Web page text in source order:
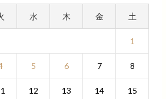
水 木 金 土
1
5 6 7 8
12 13 14 15